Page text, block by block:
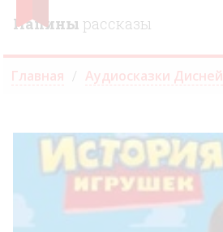
Папины рассказы
Главная Аудиосказки Дисней